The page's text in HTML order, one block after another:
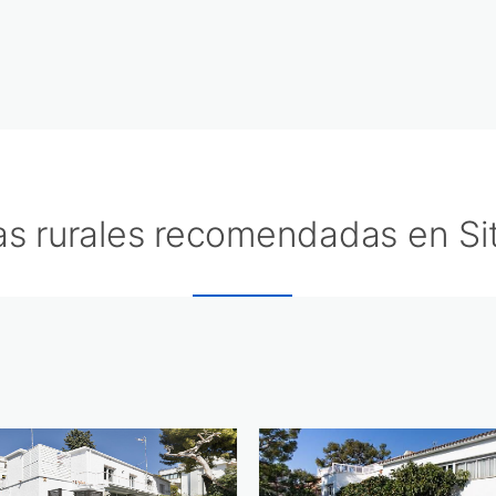
rurales recomendadas en